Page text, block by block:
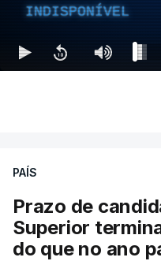
INDISPONÍVEL
PAÍS
Prazo de
Superior
do que no ano